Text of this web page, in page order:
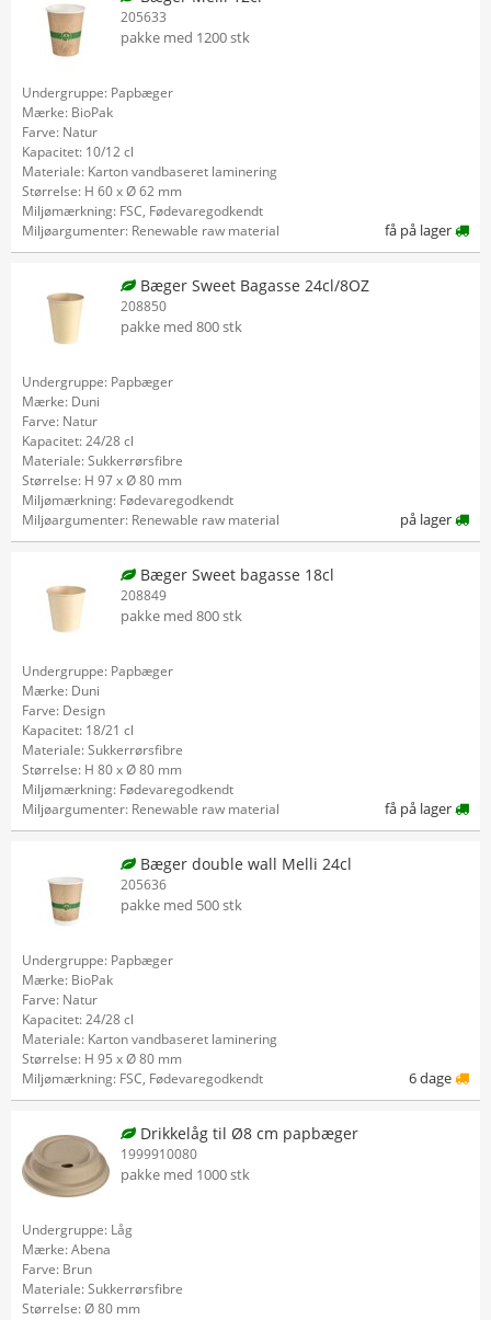
205633
pakke med 1200 stk
Undergruppe: Papbæger
Mærke: BioPak
Farve: Natur
Kapacitet: 10/12 cl
Materiale: Karton vandbaseret laminering
Størrelse: H 60 x Ø 62 mm
Miljømærkning: FSC, Fødevaregodkendt
Miljøargumenter: Renewable raw material
få på lager
Bæger Sweet Bagasse 24cl/8OZ
208850
pakke med 800 stk
Undergruppe: Papbæger
Mærke: Duni
Farve: Natur
Kapacitet: 24/28 cl
Materiale: Sukkerrørsfibre
Størrelse: H 97 x Ø 80 mm
Miljømærkning: Fødevaregodkendt
Miljøargumenter: Renewable raw material
på lager
Bæger Sweet bagasse 18cl
208849
pakke med 800 stk
Undergruppe: Papbæger
Mærke: Duni
Farve: Design
Kapacitet: 18/21 cl
Materiale: Sukkerrørsfibre
Størrelse: H 80 x Ø 80 mm
Miljømærkning: Fødevaregodkendt
Miljøargumenter: Renewable raw material
få på lager
Bæger double wall Melli 24cl
205636
pakke med 500 stk
Undergruppe: Papbæger
Mærke: BioPak
Farve: Natur
Kapacitet: 24/28 cl
Materiale: Karton vandbaseret laminering
Størrelse: H 95 x Ø 80 mm
Miljømærkning: FSC, Fødevaregodkendt
6 dage
Drikkelåg til Ø8 cm papbæger
1999910080
pakke med 1000 stk
Undergruppe: Låg
Mærke: Abena
Farve: Brun
Materiale: Sukkerrørsfibre
Størrelse: Ø 80 mm